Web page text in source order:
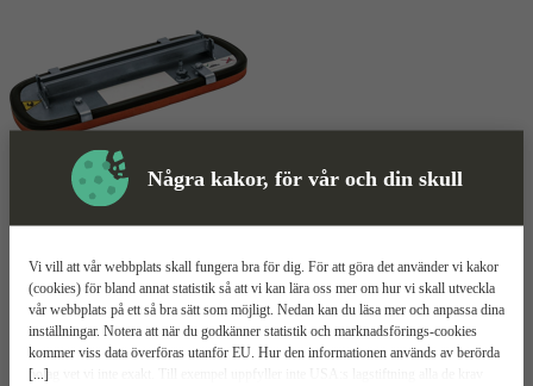
Några kakor, för vår och din skull
[...]
Vi vill att vår webbplats skall fungera bra för dig. För att göra det använder vi kakor
(cookies) för bland annat statistik så att vi kan lära oss mer om hur vi skall utveckla
vår webbplats på ett så bra sätt som möjligt. Nedan kan du läsa mer och anpassa dina
inställningar. Notera att när du godkänner statistik och marknadsförings-cookies
kommer viss data överföras utanför EU. Hur den informationen används av berörda
bolag vet vi inte exakt. Till exempel uppfyller inte USA:s lagstiftning alla de krav
Mer information
Probst SM-SPS
Lyfter upp till 600 kg
Enkel att byta